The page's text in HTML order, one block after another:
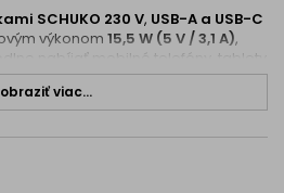
SCHUKO 230 V, USB-A a USB-C
výkonom 15,5 W (5 V / 3,1 A),
nabíjať mobilné telefóny, tablety
sieťového adaptéra.
typ F– určené predovšetkým
viac...